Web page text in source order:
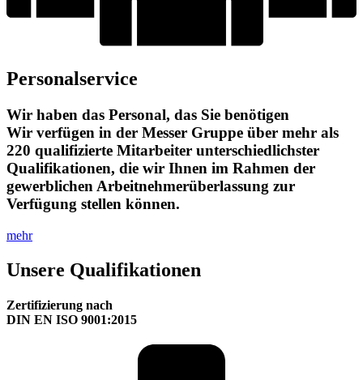
Personalservice
Wir haben das Personal, das Sie benötigen
Wir verfügen in der Messer Gruppe über mehr als
220 qualifizierte Mitarbeiter unterschiedlichster
Qualifikationen, die wir Ihnen im Rahmen der
gewerblichen Arbeitnehmerüberlassung zur
Verfügung stellen können.
mehr
Unsere Qualifikationen
Zertifizierung nach
DIN EN ISO 9001:2015